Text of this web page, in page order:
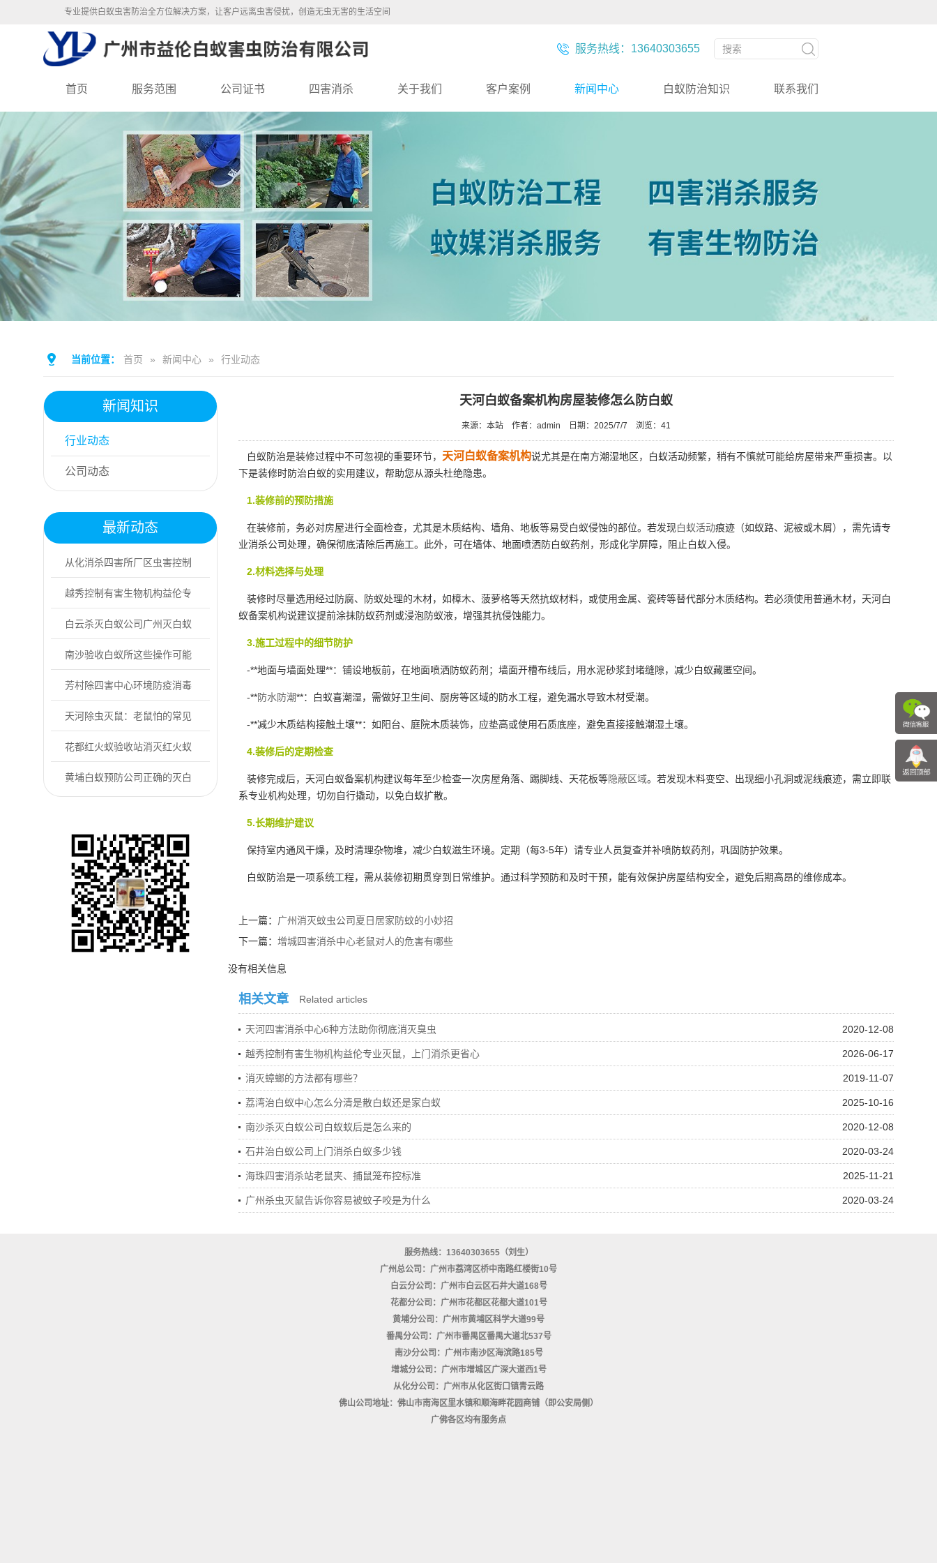
专业提供白蚁虫害防治全方位解决方案，让客户远离虫害侵扰，创造无虫无害的生活空间
服务热线：13640303655
首页 服务范围 公司证书 四害消杀 关于我们 客户案例 新闻中心 白蚁防治知识 联系我们
当前位置： 首页 » 新闻中心 » 行业动态
新闻知识
行业动态
公司动态
最新动态
从化消杀四害所厂区虫害控制
计划及措施
越秀控制有害生物机构益伦专
业灭鼠，上门消...
白云杀灭白蚁公司广州灭白蚁
公司怎么选？
南沙验收白蚁所这些操作可能
让白蚁越灭越多
芳村除四害中心环境防疫消毒
杀菌方法指南
天河除虫灭鼠：老鼠怕的常见
用法有哪些
花都红火蚁验收站消灭红火蚁
危害的方法
黄埔白蚁预防公司正确的灭白
天河白蚁备案机构房屋装修怎么防白蚁
来源：本站 作者：admin 日期：2025/7/7 浏览： 41
白蚁防治是装修过程中不可忽视的重要环节， 天河白蚁备案机构说尤其是在南方潮湿地区，白蚁活动频繁，稍有不慎就可能给房屋带来严重损害。以
下是装修时防治白蚁的实用建议，帮助您从源头杜绝隐患。
1.装修前的预防措施
在装修前，务必对房屋进行全面检查，尤其是木质结构、墙角、地板等易受白蚁侵蚀的部位。若发现白蚁活动痕迹（如蚁路、泥被或木屑），需先请专
业消杀公司处理，确保彻底清除后再施工。此外，可在墙体、地面喷洒防白蚁药剂，形成化学屏障，阻止白蚁入侵。
2.材料选择与处理
装修时尽量选用经过防腐、防蚁处理的木材，如樟木、菠萝格等天然抗蚁材料，或使用金属、瓷砖等替代部分木质结构。若必须使用普通木材，天河白
蚁备案机构说建议提前涂抹防蚁药剂或浸泡防蚁液，增强其抗侵蚀能力。
3.施工过程中的细节防护
-**地面与墙面处理**：铺设地板前，在地面喷洒防蚁药剂；墙面开槽布线后，用水泥砂浆封堵缝隙，减少白蚁藏匿空间。
-**防水防潮**：白蚁喜潮湿，需做好卫生间、厨房等区域的防水工程，避免漏水导致木材受潮。
-**减少木质结构接触土壤**：如阳台、庭院木质装饰，应垫高或使用石质底座，避免直接接触潮湿土壤。
4.装修后的定期检查
装修完成后，天河白蚁备案机构建议每年至少检查一次房屋角落、踢脚线、天花板等隐蔽区域。若发现木料变空、出现细小孔洞或泥线痕迹，需立即联
系专业机构处理，切勿自行撬动，以免白蚁扩散。
5.长期维护建议
保持室内通风干燥，及时清理杂物堆，减少白蚁滋生环境。定期（每3-5年）请专业人员复查并补喷防蚁药剂，巩固防护效果。
白蚁防治是一项系统工程，需从装修初期贯穿到日常维护。通过科学预防和及时干预，能有效保护房屋结构安全，避免后期高昂的维修成本。
上一篇： 广州消灭蚊虫公司夏日居家防蚊的小妙招
下一篇： 增城四害消杀中心老鼠对人的危害有哪些
没有相关信息
相关文章 Related articles
2020-12-08
天河四害消杀中心6种方法助你彻底消灭臭虫
2026-06-17
越秀控制有害生物机构益伦专业灭鼠，上门消杀更省心
2019-11-07
消灭蟑螂的方法都有哪些？
2025-10-16
荔湾治白蚁中心怎么分清是散白蚁还是家白蚁
2020-12-08
南沙杀灭白蚁公司白蚁蚁后是怎么来的
2020-03-24
石井治白蚁公司上门消杀白蚁多少钱
2025-11-21
海珠四害消杀站老鼠夹、捕鼠笼布控标准
2020-03-24
广州杀虫灭鼠告诉你容易被蚊子咬是为什么
服务热线：13640303655（刘生）
广州总公司：广州市荔湾区桥中南路红楼街10号
白云分公司：广州市白云区石井大道168号
花都分公司：广州市花都区花都大道101号
黄埔分公司：广州市黄埔区科学大道99号
番禺分公司：广州市番禺区番禺大道北537号
南沙分公司：广州市南沙区海滨路185号
增城分公司：广州市增城区广深大道西1号
从化分公司：广州市从化区街口镇青云路
佛山公司地址：佛山市南海区里水镇和顺海畔花园商铺（即公安局侧）
广佛各区均有服务点